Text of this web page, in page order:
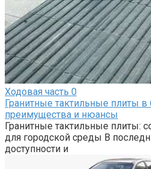
Ходовая часть 0
Гранитные тактильные плиты в
преимущества и нюансы
Гранитные тактильные плиты:
для городской среды В
доступности и